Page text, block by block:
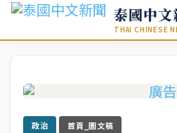
泰國中文
THAI CHINESE
政治 首頁_圖文稿